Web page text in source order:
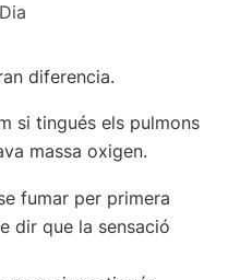
diferencia.
si tingués els pulmons
massa oxigen.
fumar per primera
dir que la sensació